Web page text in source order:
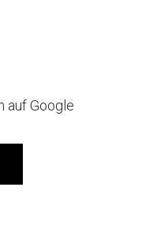
auf Google